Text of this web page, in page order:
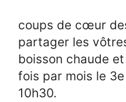
coups de cœur
partager les
boisson chaude
fois par mois le
10h30.